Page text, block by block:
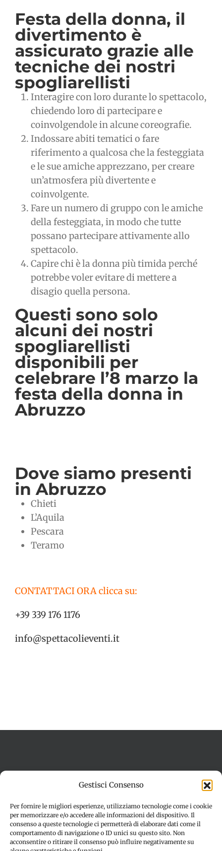
Gestisci Consenso
Per fornire le migliori esperienze, utilizziamo tecnologie come i cookie
per memorizzare e/o accedere alle informazioni del dispositivo. Il
consenso a queste tecnologie ci permetterà di elaborare dati come il
comportamento di navigazione o ID unici su questo sito. Non
acconsentire o ritirare il consenso può influire negativamente su
Festa della donna, il
divertimento è
assicurato grazie alle
tecniche dei nostri
spogliarellisti
Interagire con loro durante lo spettacolo,
chiedendo loro di partecipare e
coinvolgendole in alcune coreografie.
Indossare abiti tematici o fare
riferimento a qualcosa che la festeggiata
e le sue amiche apprezzano, per creare
un’atmosfera più divertente e
coinvolgente.
Fare un numero di gruppo con le amiche
della festeggiata, in modo che tutte
possano partecipare attivamente allo
spettacolo.
Capire chi è la donna più timida perché
potrebbe voler evitare di mettere a
disagio quella persona.
Questi sono solo
alcuni dei nostri
spogliarellisti
disponibili per
celebrare l’8 marzo la
festa della donna in
Abruzzo
Dove siamo presenti
in Abruzzo
Chieti
L’Aquila
Pescara
Teramo
CONTATTACI ORA clicca su:
+39 339 176 1176
info@spettacolieventi.it
Dichiarazione sulla Privacy (UE)
Disconoscimento